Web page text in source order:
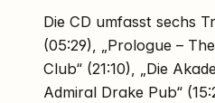
Die CD umfasst sechs
(05:29), „Prologue –
Club“ (21:10), „Die
Admiral Drake Pub“